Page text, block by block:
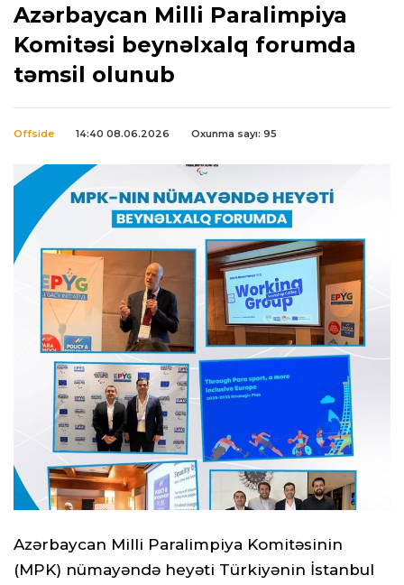
Azərbaycan Milli Paralimpiya
Komitəsi beynəlxalq forumda
təmsil olunub
Offside 14:40 08.06.2026 Oxunma sayı: 95
Azərbaycan Milli Paralimpiya Komitəsinin
(MPK) nümayəndə heyəti Türkiyənin İstanbul